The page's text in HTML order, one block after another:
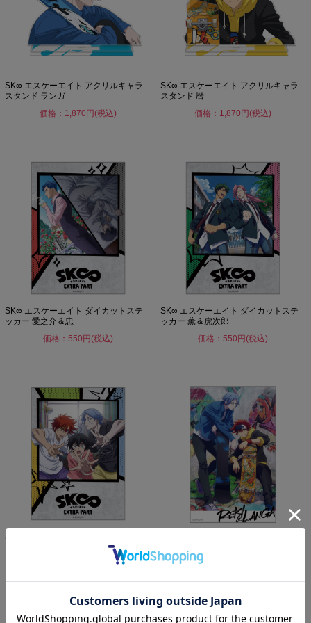
SK∞ エスケーエイト アクリルキャラ
スタンド ランガ
価格：1,870円(税込)
SK∞ エスケーエイト アクリルキャラ
スタンド 暦
価格：1,870円(税込)
SK∞ エスケーエイト ダイカットステ
ッカー 愛之介＆忠
価格：550円(税込)
SK∞ エスケーエイト ダイカットステ
ッカー 薫＆虎次郎
価格：550円(税込)
SK∞ エスケーエイト ダイカットステ
価格：550円(税込)